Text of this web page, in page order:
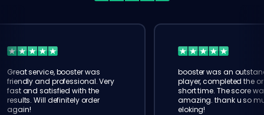
Great service, booster was
friendly and professional. Very
fast and satisfied with the
results. Will definitely order
again!
booster was an
player, completed the
short time. The score
amazing. thank u so
eloking!